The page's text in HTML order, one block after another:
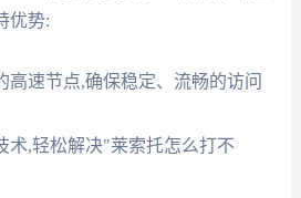
优势:
高速节点,确保稳定、流畅的访问
术,轻松解决"莱索托怎么打不